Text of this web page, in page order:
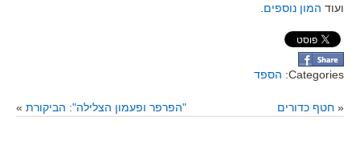
ועוד המון נוספים
Categories: הספד
« חטף כדורים "הפרפר ופעמון הצלילה": הביקורת »